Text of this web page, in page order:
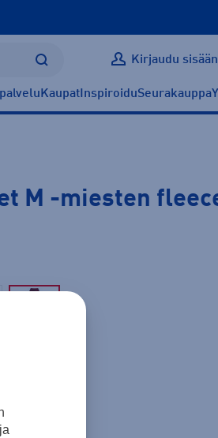
Kirjaudu sisään
Kaupat InspiroiduSeurakauppa
M -miesten